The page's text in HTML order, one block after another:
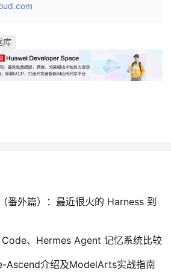
库
番外篇）：最近很火的 Harness 到
、Hermes Agent 记忆系统比较
Ascend介绍及ModelArts实战指南